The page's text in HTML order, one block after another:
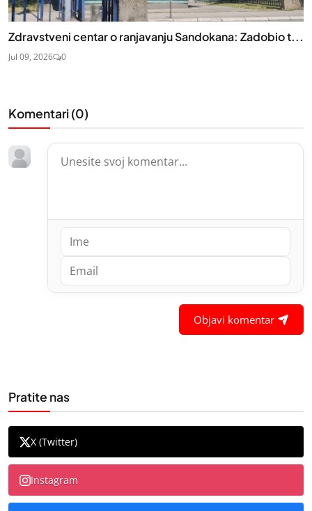
Zdravstveni centar o ranjavanju Sandokana: Zadobio t...
Jul 09, 2026 0
Komentari (0)
Objavi komentar
Pratite nas
X (Twitter)
Instagram